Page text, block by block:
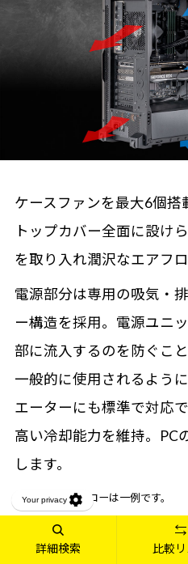
ケースファンを最大6個搭
トップカバー全面に設け
を取り入れ潤沢なエアフ
電源部分は専用の吸気・
ー構造を採用。電源ユニ
部に流入するのを防ぐこ
一般的に使用されるよう
エーターにも標準で対応
高い冷却能力を維持。PC
します。
※画像のエアフローは一例です。
※ケースファンの数、位置はモデル
ァン6個搭載時になります。
詳細検索 比較